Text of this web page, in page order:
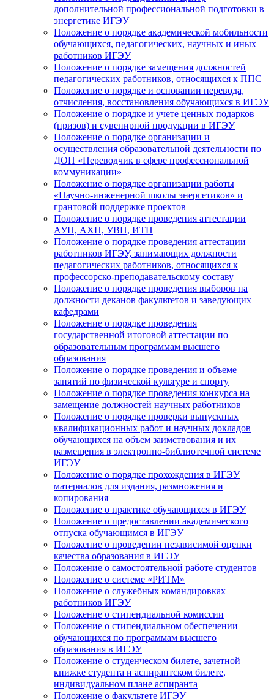
дополнительной профессиональной подготовки в
энергетике ИГЭУ
Положение о порядке академической мобильности
обучающихся, педагогических, научных и иных
работников ИГЭУ
Положение о порядке замещения должностей
педагогических работников, относящихся к ППС
Положение о порядке и основании перевода,
отчисления, восстановления обучающихся в ИГЭУ
Положение о порядке и учете ценных подарков
(призов) и сувенирной продукции в ИГЭУ
Положение о порядке организации и
осуществления образовательной деятельности по
ДОП «Переводчик в сфере профессиональной
коммуникации»
Положение о порядке организации работы
«Научно-инженерной школы энергетиков» и
грантовой поддержке проектов
Положение о порядке проведения аттестации
АУП, АХП, УВП, ИТП
Положение о порядке проведения аттестации
работников ИГЭУ, занимающих должности
педагогических работников, относящихся к
профессорско-преподавательскому составу
Положение о порядке проведения выборов на
должности деканов факультетов и заведующих
кафедрами
Положение о порядке проведения
государственной итоговой аттестации по
образовательным программам высшего
образования
Положение о порядке проведения и объеме
занятий по физической культуре и спорту
Положение о порядке проведения конкурса на
замещение должностей научных работников
Положение о порядке проверки выпускных
квалификационных работ и научных докладов
обучающихся на объем заимствования и их
размещения в электронно-библиотечной системе
ИГЭУ
Положение о порядке прохождения в ИГЭУ
материалов для издания, размножения и
копирования
Положение о практике обучающихся в ИГЭУ
Положение о предоставлении академического
отпуска обучающимся в ИГЭУ
Положение о проведении независимой оценки
качества образования в ИГЭУ
Положение о самостоятельной работе студентов
Положение о системе «РИТМ»
Положение о служебных командировках
работников ИГЭУ
Положение о стипендиальной комиссии
Положение о стипендиальном обеспечении
обучающихся по программам высшего
образования в ИГЭУ
Положение о студенческом билете, зачетной
книжке студента и аспирантском билете,
индивидуальном плане аспиранта
Положение о факультете ИГЭУ